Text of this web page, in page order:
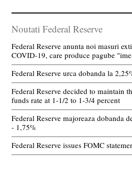
Noutati Federal Reserve
Federal Reserve anunta noi masuri
COVID-19, care produce pagube
Federal Reserve urca dobanda la
Federal Reserve decided to maintain
funds rate at 1-1/2 to 1-3/4 percent
Federal Reserve majoreaza dobanda
- 1,75%
Federal Reserve issues FOMC